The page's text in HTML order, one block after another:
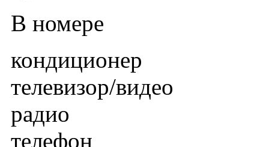
В номере
кондиционер
телевизор/видео
радио
телефон